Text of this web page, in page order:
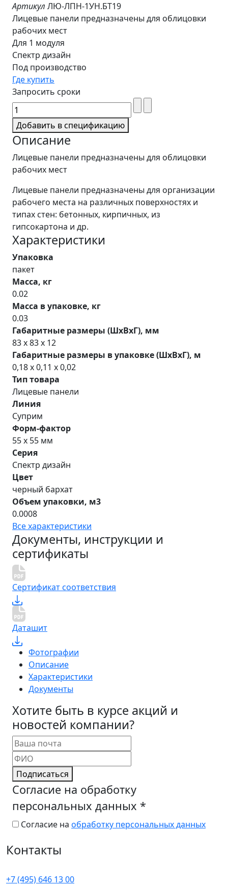
Артикул ЛЮ-ЛПН-1УН.БТ19
Лицевые панели предназначены для облицовки
рабочих мест
Для 1 модуля
Спектр дизайн
Под производство
Где купить
Запросить сроки
Добавить в спецификацию
Описание
Лицевые панели предназначены для облицовки
рабочих мест
Лицевые панели предназначены для организации
рабочего места на различных поверхностях и
типах стен: бетонных, кирпичных, из
гипсокартона и др.
Характеристики
Упаковка
пакет
Масса, кг
0.02
Масса в упаковке, кг
0.03
Габаритные размеры (ШхВхГ), мм
83 х 83 х 12
Габаритные размеры в упаковке (ШхВхГ), м
0,18 x 0,11 x 0,02
Тип товара
Лицевые панели
Линия
Суприм
Форм-фактор
55 х 55 мм
Серия
Спектр дизайн
Цвет
черный бархат
Объем упаковки, м3
0.0008
Все характеристики
Документы, инструкции и
сертификаты
Сертификат соответствия
Даташит
Фотографии
Описание
Характеристики
Документы
Хотите быть в курсе акций и
новостей компании?
Подписаться
Согласие на обработку
персональных данных *
Согласие на обработку персональных данных
Контакты
+7 (495) 646 13 00